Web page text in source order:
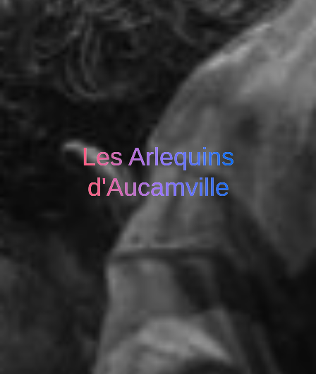
Les Arlequins
d'Aucamville